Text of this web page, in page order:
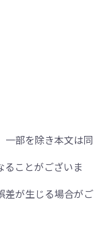
部を除き本文は同
ることがございま
差が生じる場合がご